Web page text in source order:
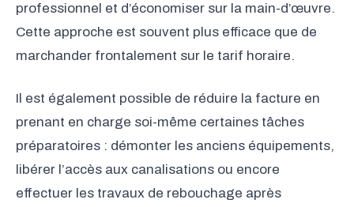
professionnel et d’économiser sur la main-d’œuvre.
Cette approche est souvent plus efficace que de
marchander frontalement sur le tarif horaire.
Il est également possible de réduire la facture en
prenant en charge soi-même certaines tâches
préparatoires : démonter les anciens équipements,
libérer l’accès aux canalisations ou encore
effectuer les travaux de rebouchage après